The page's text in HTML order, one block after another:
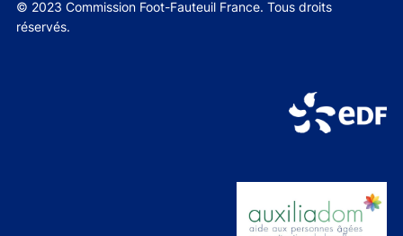
© 2023 Commission Foot-Fauteuil France. Tous droits
réservés.